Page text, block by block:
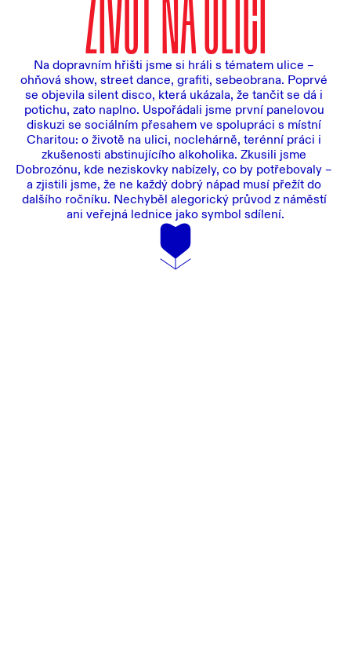
ŽIVOT NA ULICI
Na dopravním hřišti jsme si hráli s tématem ulice –
ohňová show, street dance, grafiti, sebeobrana. Poprvé
se objevila silent disco, která ukázala, že tančit se dá i
potichu, zato naplno. Uspořádali jsme první panelovou
diskuzi se sociálním přesahem ve spolupráci s místní
Charitou: o životě na ulici, noclehárně, terénní práci i
zkušenosti abstinujícího alkoholika. Zkusili jsme
Dobrozónu, kde neziskovky nabízely, co by potřebovaly –
a zjistili jsme, že ne každý dobrý nápad musí přežít do
dalšího ročníku. Nechyběl alegorický průvod z náměstí
ani veřejná lednice jako symbol sdílení.